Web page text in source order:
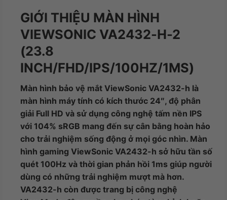
GIỚI THIỆU MÀN HÌNH
VIEWSONIC VA2432-H-2
(23.8
INCH/FHD/IPS/100HZ/1MS)
Màn hình bảo vệ mắt ViewSonic VA2432-h là
màn hình máy tính có kích thước 24″, độ phân
giải Full HD và sử dụng công nghệ tấm nền IPS
với 104% sRGB mang đến sự cân bằng hoàn hảo
cho trải nghiệm sống động ở mọi góc nhìn. Màn
hình gaming ViewSonic VA2432-h sở hữu tần số
quét 100Hz và thời gian phản hồi 1ms giúp người
dùng có những trải nghiệm mượt mà hơn.
VA2432-h còn được trang bị công nghệ